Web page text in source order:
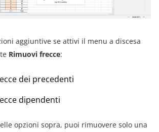
aggiuntive se attivi il menu a discesa
Rimuovi frecce:
dei precedenti
dipendenti
opzioni sopra, puoi rimuovere solo una